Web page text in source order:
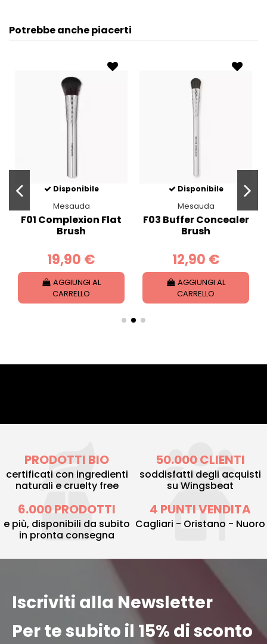
Potrebbe anche piacerti
Disponibile
Mesauda
F01 Complexion Flat
Brush
19,90 €
AGGIUNGI AL
CARRELLO
Disponibile
Mesauda
F03 Buffer Concealer
Brush
12,90 €
AGGIUNGI AL
CARRELLO
PRODOTTI BIO
certificati con ingredienti
naturali e cruelty free
50.000 CLIENTI
soddisfatti degli acquisti
su Wingsbeat
6.000 PRODOTTI
e più, disponibili da subito
in pronta consegna
4 PUNTI VENDITA
Cagliari - Oristano - Nuoro
Iscriviti alla Newsletter
Per te subito il 15% di sconto